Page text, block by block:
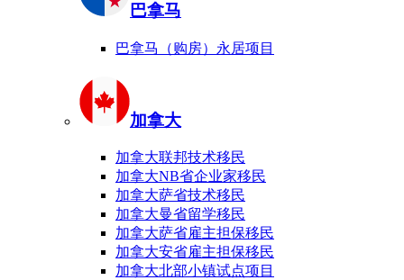
巴拿马
巴拿马（购房）永居项目
加拿大
加拿大联邦技术移民
加拿大NB省企业家移民
加拿大萨省技术移民
加拿大曼省留学移民
加拿大萨省雇主担保移民
加拿大安省雇主担保移民
加拿大北部小镇试点项目